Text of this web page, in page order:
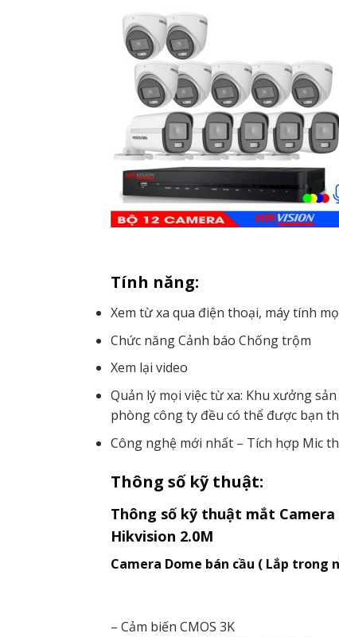
Tính năng:
Xem từ xa qua điện thoại, máy tính
Chức năng Cảnh báo Chống trộm
Xem lại video
Quản lý mọi việc từ xa: Khu xưởng
phòng công ty đều có thể được bạn
Công nghệ mới nhất – Tích hợp Mic
Thông số kỹ thuật:
Thông số kỹ thuật mắt Camera
Hikvision 2.0M
Camera Dome bán cầu ( Lắp trong
– Cảm biến CMOS 3K